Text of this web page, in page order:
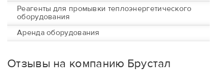
Реагенты для промывки теплоэнергетического
оборудования
Аренда оборудования
Отзывы на компанию Брустал